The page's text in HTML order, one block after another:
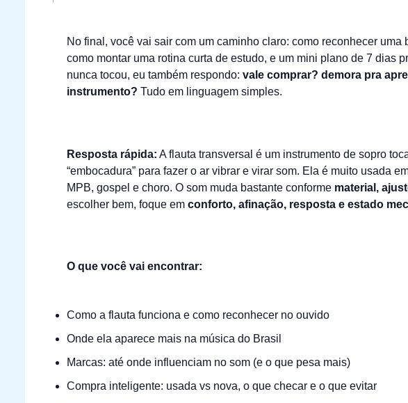
No final, você vai sair com um caminho claro: como reconhecer
como montar uma rotina curta de estudo, e um mini plano de 7 dias
nunca tocou, eu também respondo: vale comprar? demora pra
instrumento? Tudo em linguagem simples.
Resposta rápida: A flauta transversal é um instrumento de sopro
“embocadura” para fazer o ar vibrar e virar som. Ela é muito usada
MPB, gospel e choro. O som muda bastante conforme material,
escolher bem, foque em conforto, afinação, resposta e estado
O que você vai encontrar:
Como a flauta funciona e como reconhecer no ouvido
Onde ela aparece mais na música do Brasil
Marcas: até onde influenciam no som (e o que pesa mais)
Compra inteligente: usada vs nova, o que checar e o que evitar